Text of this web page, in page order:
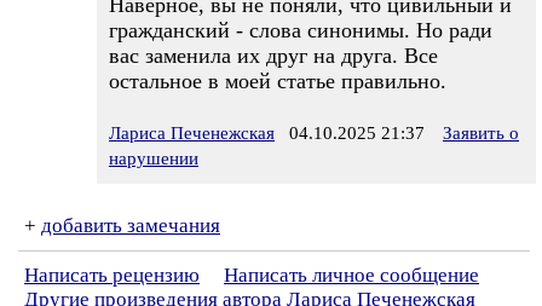
Наверное, вы не поняли, что цивильный и
гражданский - слова синонимы. Но ради
вас заменила их друг на друга. Все
остальное в моей статье правильно.
Лариса Печенежская 04.10.2025 21:37
Заявить о
нарушении
+ добавить замечания
Написать рецензию
Написать личное сообщение
Другие произведения автора Лариса Печенежская